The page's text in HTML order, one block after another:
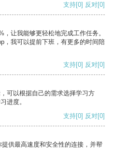
支持[0] 反对[0]
让我能够更轻松地完成工作任务。
，我可以提前下班，有更多的时间陪
支持[0] 反对[0]
可以根据自己的需求选择学习方
进度。
支持[0] 反对[0]
供最高速度和安全性的连接，并帮